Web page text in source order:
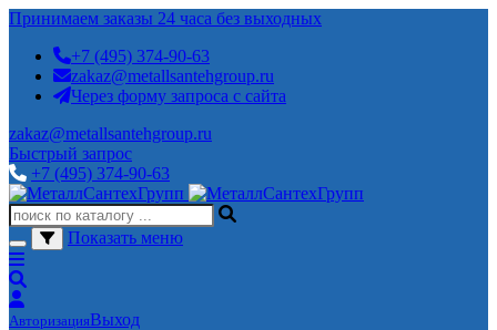
Принимаем заказы 24 часа без выходных
+7 (495) 374-90-63
zakaz@metallsantehgroup.ru
Через форму запроса с сайта
zakaz@metallsantehgroup.ru
Быстрый запрос
+7 (495) 374-90-63
Показать меню
АвторизацияВыход